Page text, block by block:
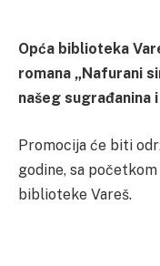
Opća biblioteka
romana „Nafurani
našeg sugrađanina
Promocija će biti
godine, sa
biblioteke Vareš.